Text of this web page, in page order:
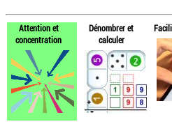
Attention et
concentration
Dénombrer et
calculer